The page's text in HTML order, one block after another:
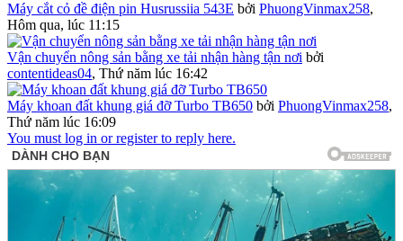
Máy cắt cỏ đề điện pin Husrussiia 543E bởi PhuongVinmax258,
Hôm qua, lúc 11:15
Vận chuyển nông sản bằng xe tải nhận hàng tận nơi bởi
contentideas04, Thứ năm lúc 16:42
Máy khoan đất khung giá đỡ Turbo TB650 bởi PhuongVinmax258,
Thứ năm lúc 16:09
You must log in or register to reply here.